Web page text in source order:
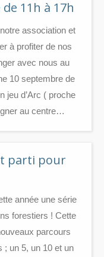
11h à 17h
association et
à profiter de nos
avec nous au
10 septembre de
jeu d’Arc ( proche
au centre…
parti pour
année une série
forestiers ! Cette
parcours
; un 5, un 10 et un